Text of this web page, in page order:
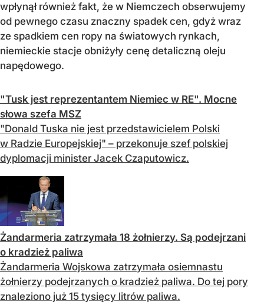
wpłynął również fakt, że w Niemczech obserwujemy
od pewnego czasu znaczny spadek cen, gdyż wraz
ze spadkiem cen ropy na światowych rynkach,
niemieckie stacje obniżyły cenę detaliczną oleju
napędowego.
"Tusk jest reprezentantem Niemiec w RE". Mocne
słowa szefa MSZ
"Donald Tuska nie jest przedstawicielem Polski
w Radzie Europejskiej" – przekonuje szef polskiej
dyplomacji minister Jacek Czaputowicz.
Żandarmeria zatrzymała 18 żołnierzy. Są podejrzani
o kradzież paliwa
Żandarmeria Wojskowa zatrzymała osiemnastu
żołnierzy podejrzanych o kradzież paliwa. Do tej pory
znaleziono już 15 tysięcy litrów paliwa.